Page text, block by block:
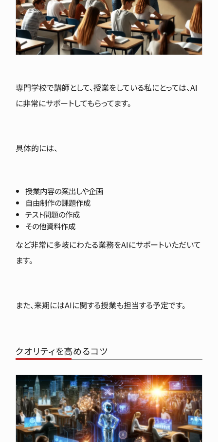
専門学校で講師として、授業をしている私にとっては、AI
に非常にサポートしてもらってます。
具体的には、
授業内容の案出しや企画
自由制作の課題作成
テスト問題の作成
その他資料作成
など非常に多岐にわたる業務をAIにサポートいただいて
ます。
また、来期にはAIに関する授業も担当する予定です。
クオリティを高めるコツ